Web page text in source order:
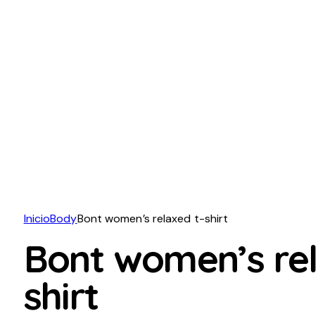
InicioBodyBont women’s relaxed t-shirt
Bont women’s
shirt